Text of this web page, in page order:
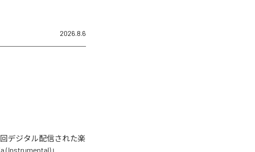
2026.8.6
回デジタル配信された楽
(Instrumental)」